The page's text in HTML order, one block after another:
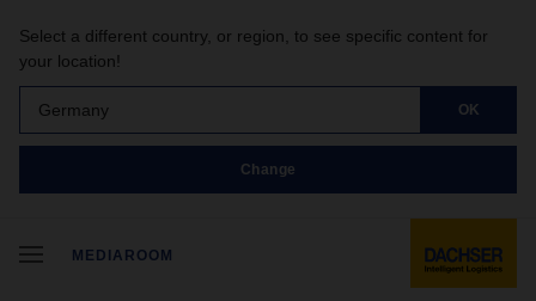
Select a different country, or region, to see specific content for
your location!
Germany OK
Change
MEDIAROOM